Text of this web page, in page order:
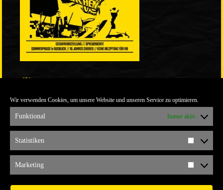
Wir verwenden Cookies, um unsere Website und unseren Service zu optimieren.
Funktional Immer aktiv
Statistiken
Marketing
ULTRABLOG DER YELLOW CONNECTION
ALEMANNIA VERKAUFT MAN NICHT
ARCHIV
ARCHIV